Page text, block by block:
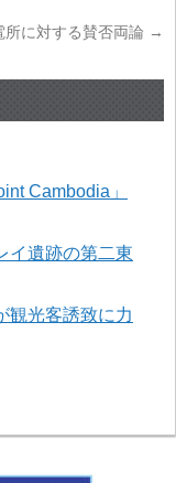
所に対する賛否両論 →
Cambodia」
イ遺跡の第二東
観光客誘致に力